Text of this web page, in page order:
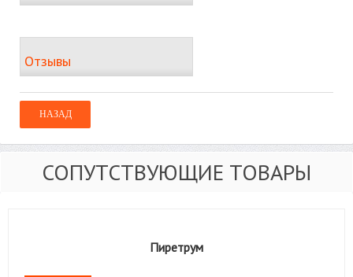
Отзывы
СОПУТСТВУЮЩИЕ ТОВАРЫ
Пиретрум